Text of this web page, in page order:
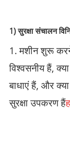
1) सुरक्षा संचालन
1. मशीन शुरू
विश्वसनीय हैं,
बाधाएं हैं, और
सुरक्षा उपकरण हैं